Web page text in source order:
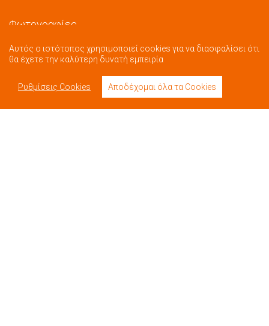
Φωτογραφίες
Βίντεο
Αυτός ο ιστότοπος χρησιμοποιεί cookies για να διασφαλίσει ότι
θα έχετε την καλύτερη δυνατή εμπειρία
Ρυθμίσεις Cookies Αποδέχομαι όλα τα Cookies